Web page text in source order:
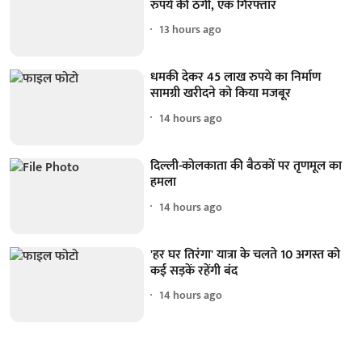
रुपये की ठगी, एक गिरफ्तार
13 hours ago
धमकी देकर 45 लाख रुपये का निर्माण
सामग्री खरीदने को किया मजबूर
14 hours ago
दिल्ली-कोलकाता की बैठकों पर तृणमूल का
हमला
14 hours ago
'हर घर तिरंगा' यात्रा के चलते 10 अगस्त को
कई सड़कें रहेंगी बंद
14 hours ago